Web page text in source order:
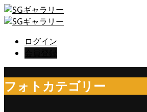
ログイン
フォトカテゴリー